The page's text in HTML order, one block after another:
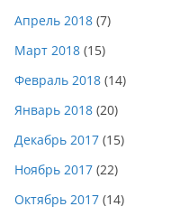
Апрель 2018 (7)
Март 2018 (15)
Февраль 2018 (14)
Январь 2018 (20)
Декабрь 2017 (15)
Ноябрь 2017 (22)
Октябрь 2017 (14)